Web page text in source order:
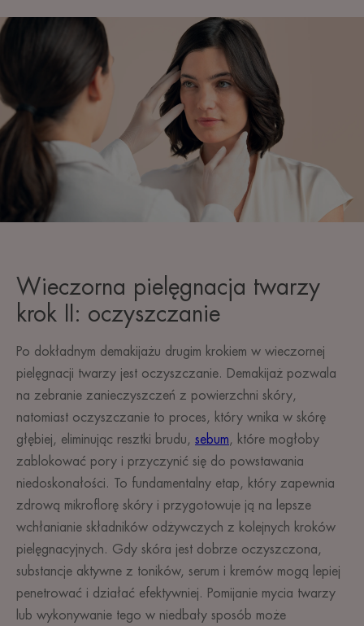
Wieczorna pielęgnacja twarzy
krok II: oczyszczanie
Po dokładnym demakijażu drugim krokiem w wieczornej
pielęgnacji twarzy jest oczyszczanie. Demakijaż pozwala
na zebranie zanieczyszczeń z powierzchni skóry,
natomiast oczyszczanie to proces, który wnika w skórę
głębiej, eliminując resztki brudu, sebum, które mogłoby
zablokować pory i przyczynić się do powstawania
niedoskonałości. To fundamentalny etap, który zapewnia
zdrową mikroflorę skóry i przygotowuje ją na lepsze
wchłanianie składników odżywczych z kolejnych kroków
pielęgnacyjnych. Gdy skóra jest dobrze oczyszczona,
substancje aktywne z toników, serum i kremów mogą lepiej
penetrować i działać efektywniej. Pomijanie mycia twarzy
lub wykonywanie tego w niedbały sposób może